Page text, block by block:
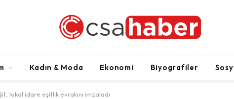
Kadın & Moda Ekonomi Biyografiler
lokal idare eşitlik evrakını imzaladı